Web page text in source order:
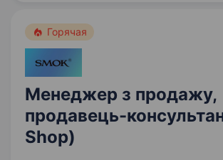
Горячая
Менеджер з продажу,
продавець-
Shop)